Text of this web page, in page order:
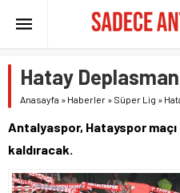
Hatay
Anasayfa » Haberler » Süper Lig »
Antalyaspor, Hatayspor
kaldıracak.